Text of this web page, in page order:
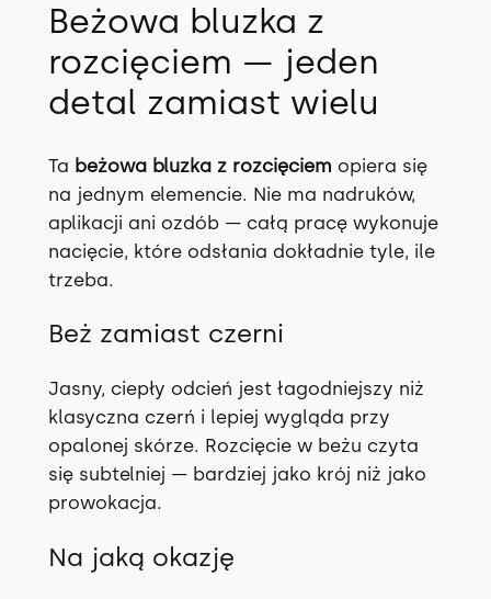
E
L
A
r
o
z
c
i
c
e
m
,
b
e
,
Beżowa bluzka z
rozcięciem — jeden
detal zamiast wielu
Ta beżowa bluzka z rozcięciem opiera się
na jednym elemencie. Nie ma nadruków,
aplikacji ani ozdób — całą pracę wykonuje
nacięcie, które odsłania dokładnie tyle, ile
trzeba.
Beż zamiast czerni
Jasny, ciepły odcień jest łagodniejszy niż
klasyczna czerń i lepiej wygląda przy
opalonej skórze. Rozcięcie w beżu czyta
się subtelniej — bardziej jako krój niż jako
prowokacja.
Na jaką okazję